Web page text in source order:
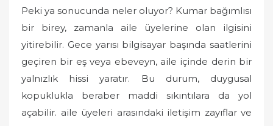
Peki ya sonucunda neler oluyor? Kumar bağımlısı
bir birey, zamanla aile üyelerine olan ilgisini
yitirebilir. Gece yarısı bilgisayar başında saatlerini
geçiren bir eş veya ebeveyn, aile içinde derin bir
yalnızlık hissi yaratır. Bu durum, duygusal
kopuklukla beraber maddi sıkıntılara da yol
açabilir. aile üyeleri arasındaki iletişim zayıflar ve